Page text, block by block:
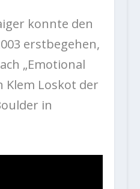
konnte den
erstbegehen,
„Emotional
Klem Loskot der
in